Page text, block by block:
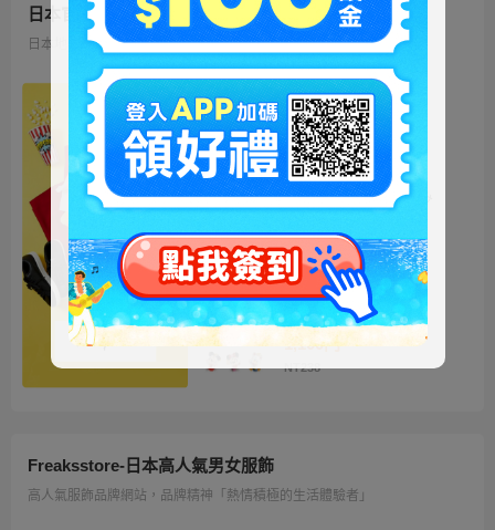
日本官方迪士尼商城
日本地區限定販售的迪士尼商品 多種品類、角色商品供您挑選
ミッキー ファートート
2WAY Fur Tote
4,500円
NT973
ベイマックス ぬいぐるみ
うるぽちゃちゃん
1,300円
NT281
ディズニーキャラクター
シークレットストラップ
迎春コレクション
1,100円
NT238
Freaksstore-日本高人氣男女服飾
高人氣服飾品牌網站，品牌精神「熱情積極的生活體驗者」